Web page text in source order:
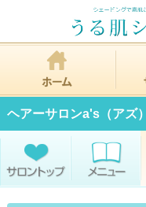
ヘアーサロンa's（アズ）